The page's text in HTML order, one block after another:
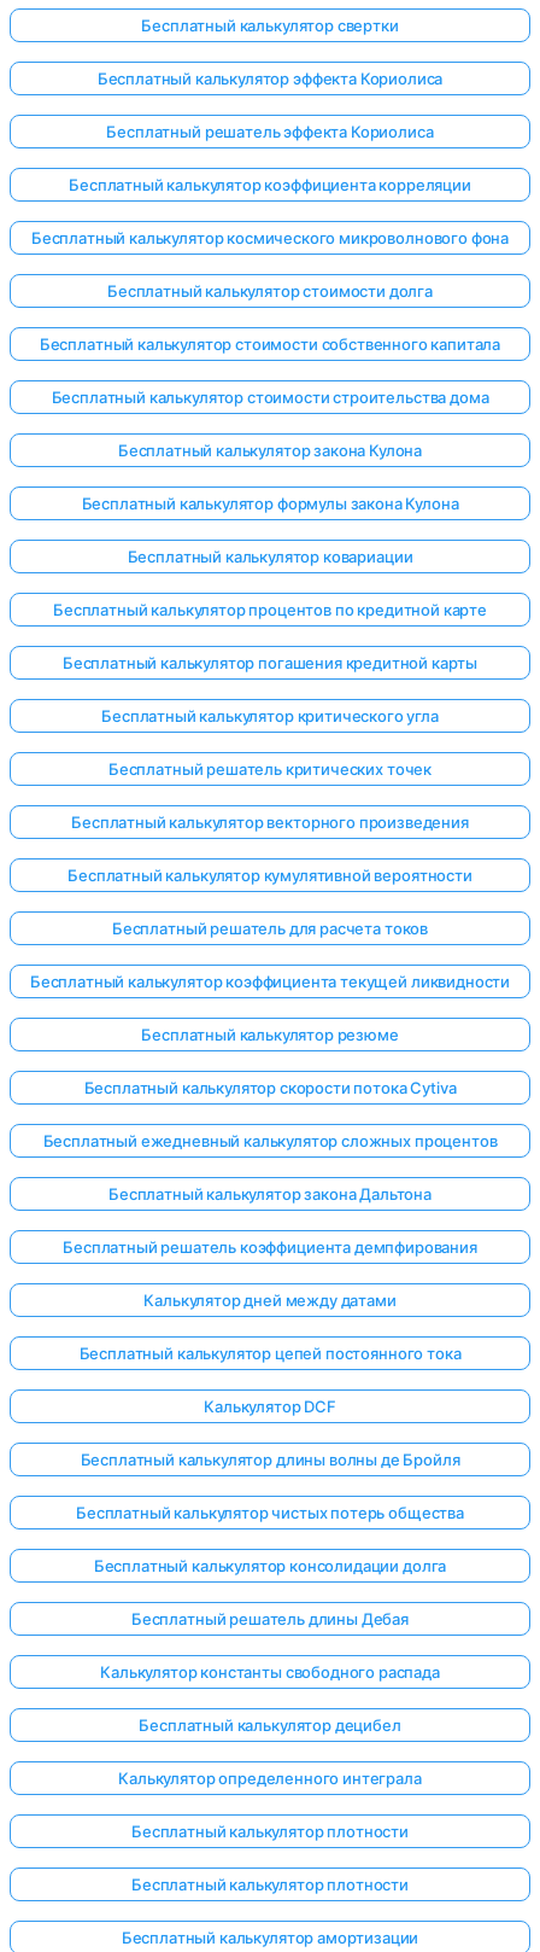
Войдите
здесь!
Бесплатный калькулятор свертки
Бесплатный калькулятор эффекта Кориолиса
Бесплатный решатель эффекта Кориолиса
Бесплатный калькулятор коэффициента корреляции
Бесплатный калькулятор космического микроволнового фона
Бесплатный калькулятор стоимости долга
Бесплатный калькулятор стоимости собственного капитала
Бесплатный калькулятор стоимости строительства дома
Бесплатный калькулятор закона Кулона
Бесплатный калькулятор формулы закона Кулона
Бесплатный калькулятор ковариации
Бесплатный калькулятор процентов по кредитной карте
Бесплатный калькулятор погашения кредитной карты
Бесплатный калькулятор критического угла
Бесплатный решатель критических точек
Бесплатный калькулятор векторного произведения
Бесплатный калькулятор кумулятивной вероятности
Бесплатный решатель для расчета токов
Бесплатный калькулятор коэффициента текущей ликвидности
Бесплатный калькулятор резюме
Бесплатный калькулятор скорости потока Cytiva
Бесплатный ежедневный калькулятор сложных процентов
Бесплатный калькулятор закона Дальтона
Бесплатный решатель коэффициента демпфирования
Калькулятор дней между датами
Бесплатный калькулятор цепей постоянного тока
Калькулятор DCF
Бесплатный калькулятор длины волны де Бройля
Бесплатный калькулятор чистых потерь общества
Бесплатный калькулятор консолидации долга
Бесплатный решатель длины Дебая
Калькулятор константы свободного распада
Бесплатный калькулятор децибел
Калькулятор определенного интеграла
Бесплатный калькулятор плотности
Бесплатный калькулятор плотности
Бесплатный калькулятор амортизации